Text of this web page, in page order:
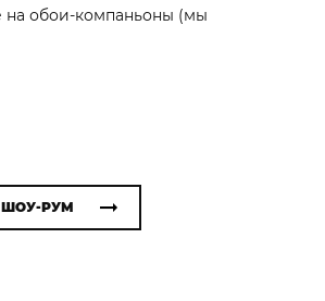
на обои-компаньоны (мы
РУМ